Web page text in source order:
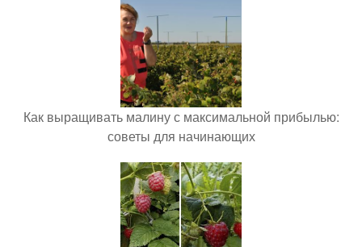
Как выращивать малину с максимальной прибылью:
советы для начинающих